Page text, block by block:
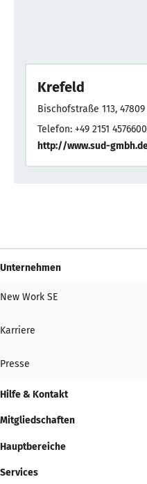
Krefeld
Bischofstraße 113,
Telefon: +49 2151 4576600
http://www.sud-
Unternehmen
New Work SE
Karriere
Presse
Hilfe & Kontakt
Mitgliedschaften
Hauptbereiche
Services